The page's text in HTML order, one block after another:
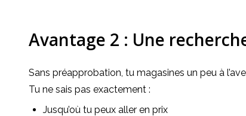
Avantage 2 : Une
Sans préapprobation, tu magasines un peu à
Tu ne sais pas exactement :
Jusqu’où tu peux aller en prix